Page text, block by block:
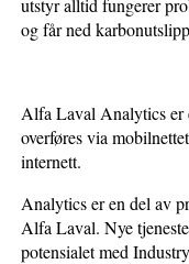
utstyr alltid fungerer
og får ned
Alfa Laval Analyticser
overføres via
internett.
Analytics er en del av
Alfa Laval. Nye
potensialet med